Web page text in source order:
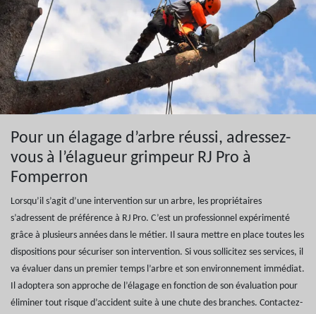
Pour un élagage d’arbre réussi, adressez-
vous à l’élagueur grimpeur RJ Pro à
Fomperron
Lorsqu’il s’agit d’une intervention sur un arbre, les propriétaires
s’adressent de préférence à RJ Pro. C’est un professionnel expérimenté
grâce à plusieurs années dans le métier. Il saura mettre en place toutes les
dispositions pour sécuriser son intervention. Si vous sollicitez ses services, il
va évaluer dans un premier temps l’arbre et son environnement immédiat.
Il adoptera son approche de l’élagage en fonction de son évaluation pour
éliminer tout risque d’accident suite à une chute des branches. Contactez-